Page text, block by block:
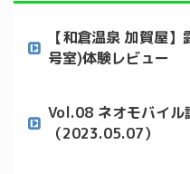
【和倉温泉 加賀屋
号室)体験レビュー
Vol.08 ネオモバイル
（2023.05.07）